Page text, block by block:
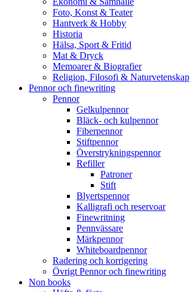
Foto, Konst & Teater
Hantverk & Hobby
Historia
Hälsa, Sport & Fritid
Mat & Dryck
Memoarer & Biografier
Religion, Filosofi & Naturvetenskap
Pennor och finewriting
Pennor
Gelkulpennor
Bläck- och kulpennor
Fiberpennor
Stiftpennor
Överstrykningspennor
Refiller
Patroner
Stift
Blyertspennor
Kalligrafi och reservoar
Finewritning
Pennvässare
Märkpennor
Whiteboardpennor
Radering och korrigering
Övrigt Pennor och finewriting
Non books